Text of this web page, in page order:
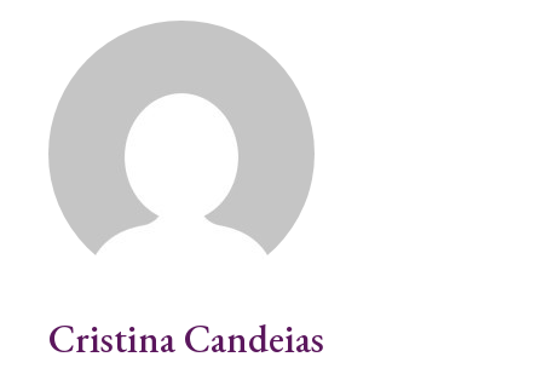
Cristina Candeias